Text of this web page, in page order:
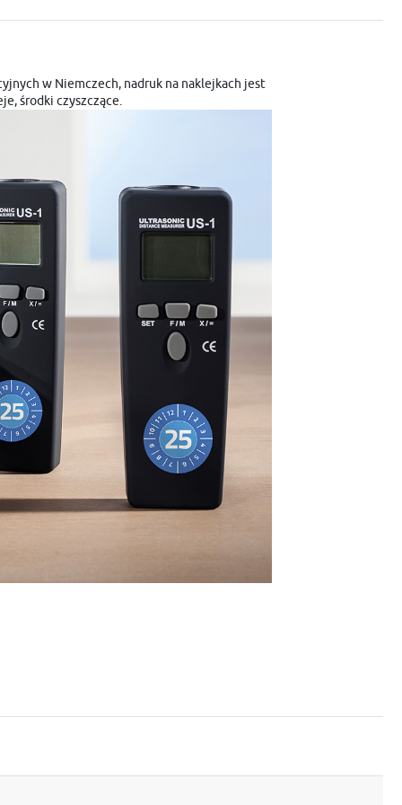
w Niemczech, nadruk na naklejkach jest
środki czyszczące.